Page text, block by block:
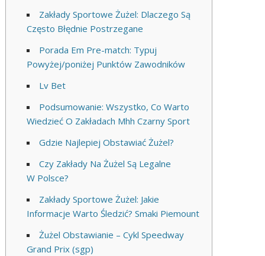
Zakłady Sportowe Żużel: Dlaczego Są
Często Błędnie Postrzegane
Porada Em Pre-match: Typuj
Powyżej/poniżej Punktów Zawodników
Lv Bet
Podsumowanie: Wszystko, Co Warto
Wiedzieć O Zakładach Mhh Czarny Sport
Gdzie Najlepiej Obstawiać Żużel?
Czy Zakłady Na Żużel Są Legalne
W Polsce?
Zakłady Sportowe Żużel: Jakie
Informacje Warto Śledzić? Smaki Piemount
Żużel Obstawianie – Cykl Speedway
Grand Prix (sgp)